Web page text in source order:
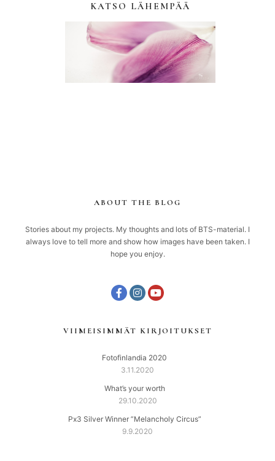
KATSO LÄHEMPÄÄ
ABOUT THE BLOG
Stories about my projects. My thoughts and lots of BTS-material. I
always love to tell more and show how images have been taken. I
hope you enjoy.
VIIMEISIMMÄT KIRJOITUKSET
Fotofinlandia 2020
3.11.2020
What’s your worth
29.10.2020
Px3 Silver Winner ”Melancholy Circus”
9.9.2020